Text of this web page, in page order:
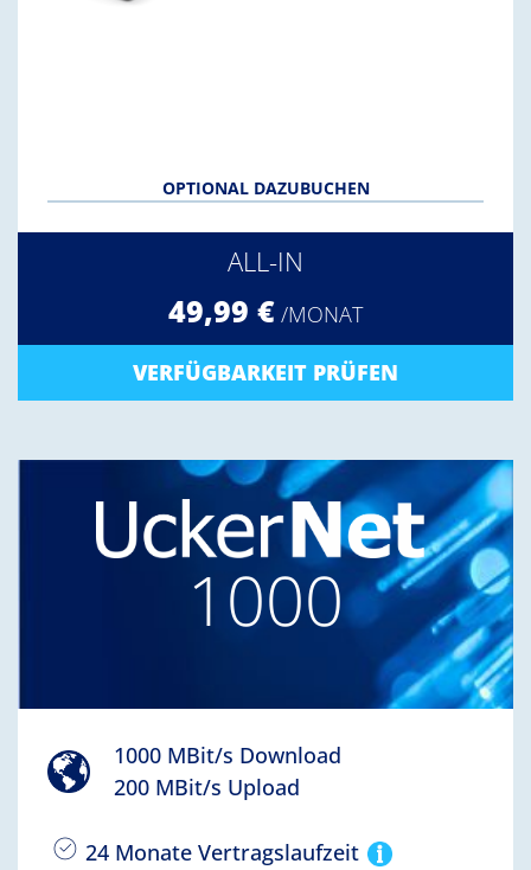
OPTIONAL DAZUBUCHEN
ALL-IN
49,99 € /MONAT
VERFÜGBARKEIT PRÜFEN
1000
1000 MBit/s Download
200 MBit/s Upload
24 Monate Vertragslaufzeit